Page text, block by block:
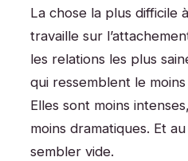
La chose la plus difficile
travaille sur
les relations les plus
qui ressemblent le moins
Elles sont moins
moins dramatiques. Et
sembler vide.